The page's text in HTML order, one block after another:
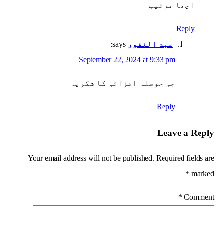
اچھا ترتیب
Reply
عبد الغفور says:
September 22, 2024 at 9:33 pm
جی حوصلہ افزائی کا شکریہ
Reply
Leave a Reply
Your email address will not be published. Required fields are
marked
*
Comment
*